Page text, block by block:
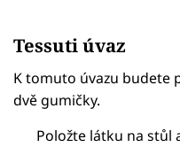
Tessuti úvaz
K tomuto úvazu budete
dvě gumičky.
Položte látku na stůl